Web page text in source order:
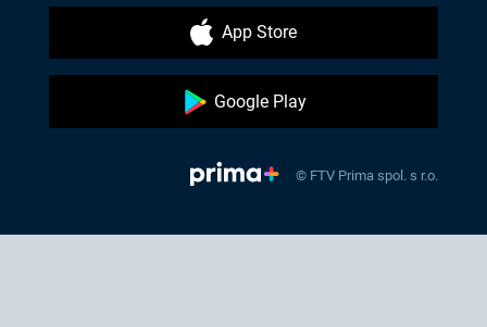
App Store
Google Play
© FTV Prima spol. s r.o.